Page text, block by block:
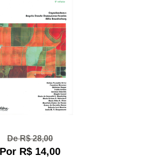
De R$ 28,00
Por R$ 14,00